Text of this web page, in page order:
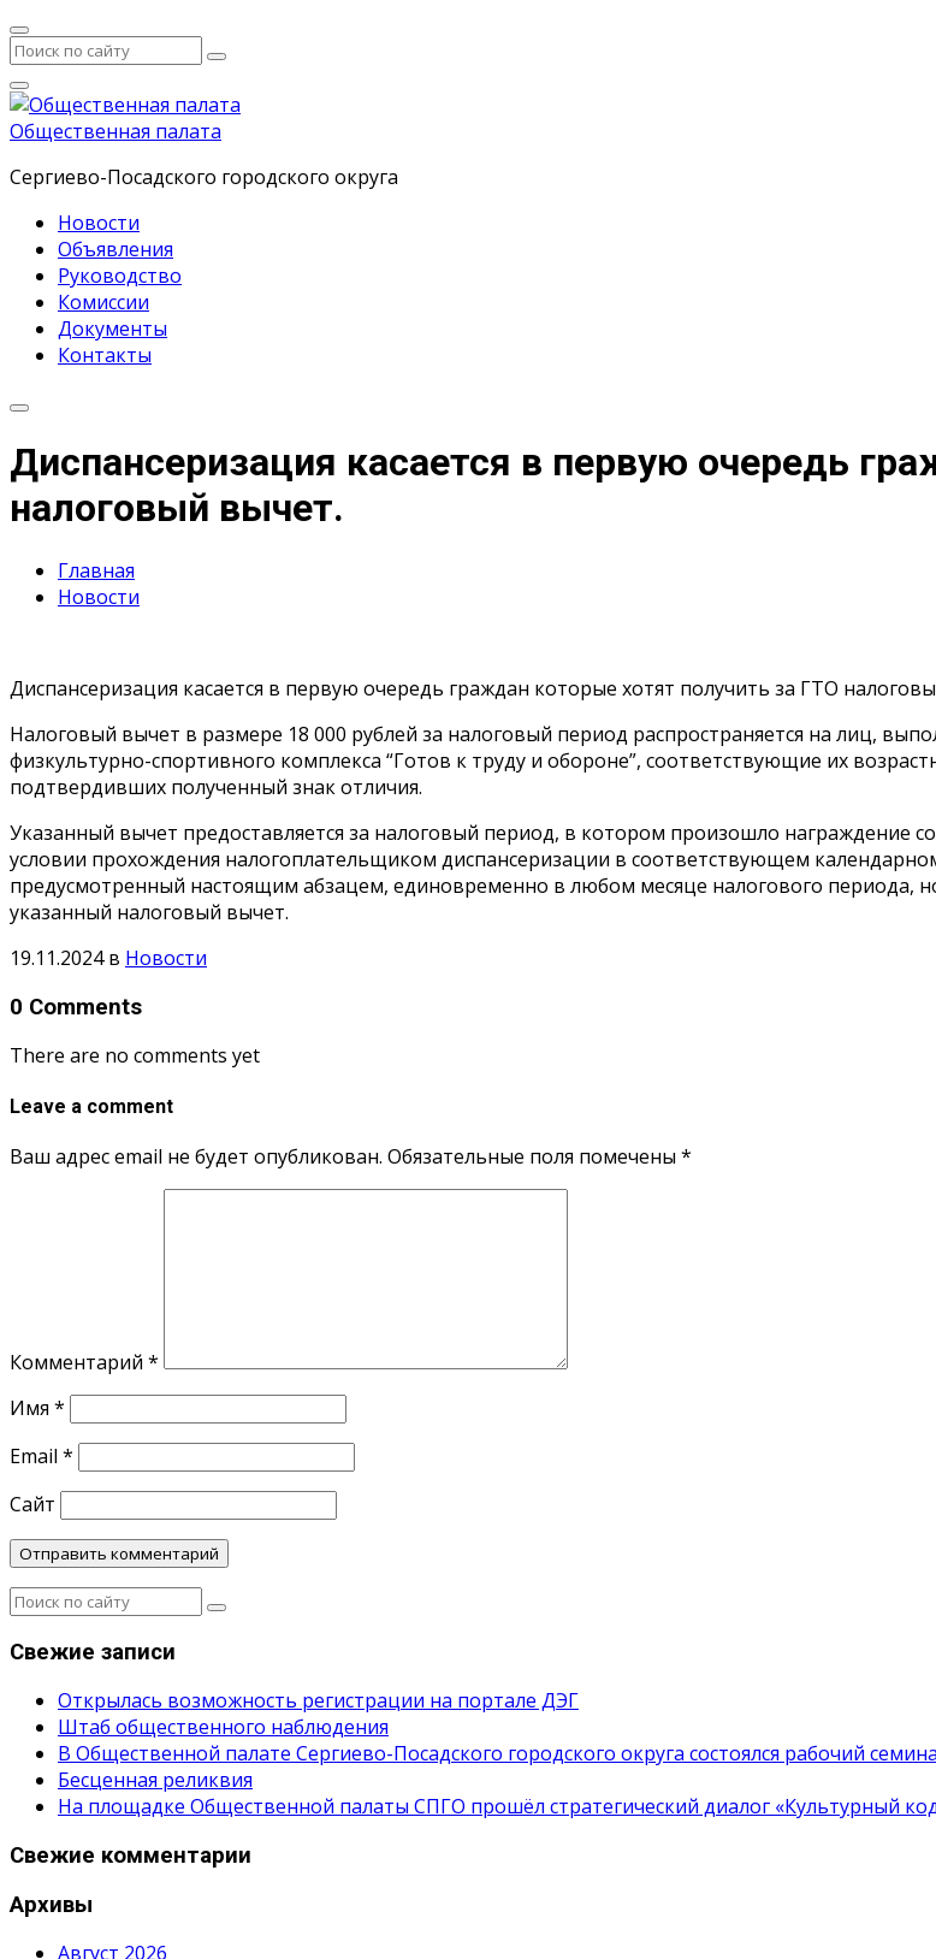
Общественная палата
Сергиево-Посадского городского округа
Новости
Объявления
Руководство
Комиссии
Документы
Контакты
Диспансеризация касается в первую очередь
налоговый вычет.
Главная
Новости
Диспансеризация касается в первую очередь граждан которые хотят получить за ГТО
Налоговый вычет в размере 18 000 рублей за налоговый период распространяется на лиц,
физкультурно-спортивного комплекса “Готов к труду и обороне”, соответствующие их
подтвердивших полученный знак отличия.
Указанный вычет предоставляется за налоговый период, в котором произошло награждение
условии прохождения налогоплательщиком диспансеризации в соответствующем
предусмотренный настоящим абзацем, единовременно в любом месяце налогового периода,
указанный налоговый вычет.
19.11.2024в Новости
0 Comments
There are no comments yet
Leave a comment
Ваш адрес email не будет опубликован. Обязательные поля помечены *
Комментарий *
Имя *
Email *
Сайт
Свежие записи
Открылась возможность регистрации на портале ДЭГ
Штаб общественного наблюдения
В Общественной палате Сергиево-Посадского городского округа состоялся рабочий
Бесценная реликвия
На площадке Общественной палаты СПГО прошёл стратегический диалог «Культурный
Свежие комментарии
Архивы
Август 2026